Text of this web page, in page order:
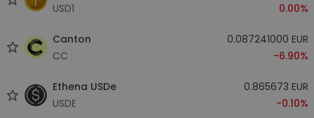
USD1
0.00%
Canton
CC
0.087241000 EUR
-6.90%
Ethena USDe
USDE
0.865673 EUR
-0.10%